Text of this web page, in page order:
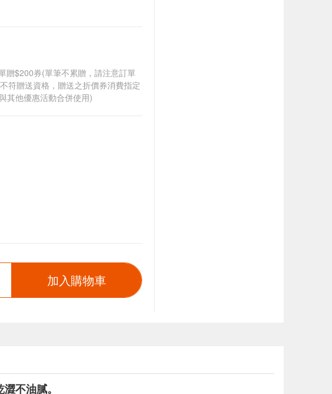
贈$200券(單筆不累贈，請注意訂單
符贈送資格，贈送之折價券消費指定
其他優惠活動合併使用)
加入購物車
不油膩。